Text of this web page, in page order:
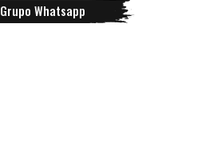
Grupo Whatsapp